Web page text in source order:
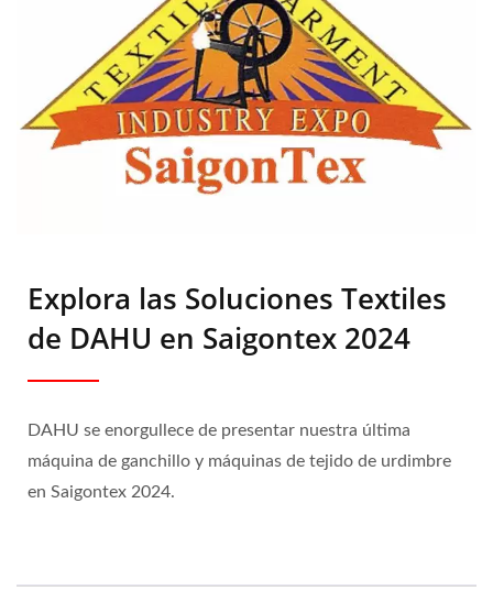
Explora las Soluciones Textiles
de DAHU en Saigontex 2024
DAHU se enorgullece de presentar nuestra última
máquina de ganchillo y máquinas de tejido de urdimbre
en Saigontex 2024.